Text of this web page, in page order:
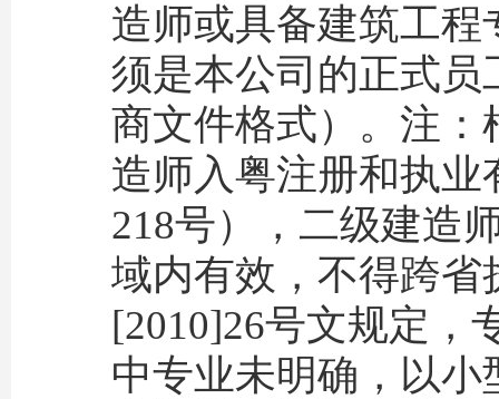
造师或具备建筑工
须是本公司的正式
商文件格式）。注
造师入粤注册和执业
218号），二级建造
域内有效，不得跨
[2010]26号文规定，
中专业未明确，以